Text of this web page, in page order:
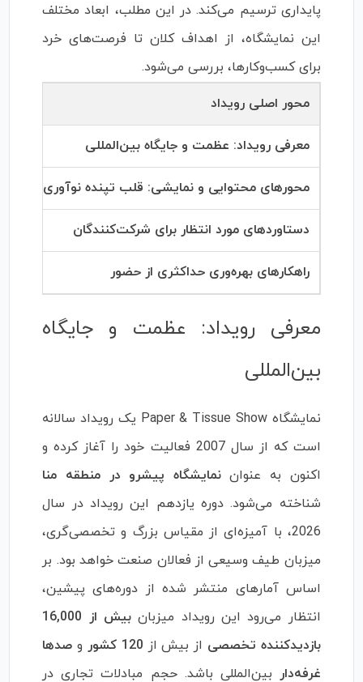
پایداری ترسیم می‌کند. در این مطلب، ابعاد مختلف
این نمایشگاه، از اهداف کلان تا فرصت‌های خرد
برای کسب‌وکارها، بررسی می‌شود.
محور اصلی رویداد
معرفی رویداد: عظمت و جایگاه بین‌المللی
محورهای محتوایی و نمایشی: قلب تپنده نوآوری
دستاوردهای مورد انتظار برای شرکت‌کنندگان
راهکارهای بهره‌وری حداکثری از حضور
معرفی رویداد: عظمت و جایگاه
بین‌المللی
نمایشگاه Paper & Tissue Show یک رویداد سالانه
است که از سال 2007 فعالیت خود را آغاز کرده و
اکنون به عنواننمایشگاه پیشرو در منطقه منا
شناخته می‌شود. دوره یازدهم این رویداد در سال
2026، با آمیزه‌ای از مقیاس بزرگ و تخصصی‌گری،
میزبان طیف وسیعی از فعالان صنعت خواهد بود. بر
اساس آمارهای منتشر شده از دوره‌های پیشین،
انتظار می‌رود این رویداد میزبان
بیش از 16,000
بازدیدکننده تخصصی از بیش از 120 کشور و صدها
غرفه‌دار بین‌المللی باشد. حجم مبادلات تجاری در